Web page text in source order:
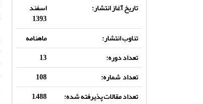
تاریخ آغاز انتشار:
اسفند
1393
تناوب انتشار:
ماهنامه
تعداد دوره:
13
تعداد شماره:
108
تعداد مقالات پذیرفته شده:
1,488